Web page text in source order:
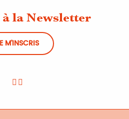
la Newsletter
M'INSCRIS